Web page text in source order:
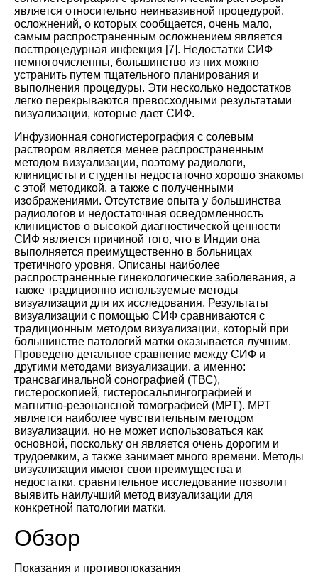
является относительно неинвазивной процедурой,
осложнений, о которых сообщается, очень мало,
самым распространенным осложнением является
постпроцедурная инфекция [7]. Недостатки СИФ
немногочисленны, большинство из них можно
устранить путем тщательного планирования и
выполнения процедуры. Эти несколько недостатков
легко перекрываются превосходными результатами
визуализации, которые дает СИФ.
Инфузионная соногистерография с солевым
раствором является менее распространенным
методом визуализации, поэтому радиологи,
клиницисты и студенты недостаточно хорошо знакомы
с этой методикой, а также с полученными
изображениями. Отсутствие опыта у большинства
радиологов и недостаточная осведомленность
клиницистов о высокой диагностической ценности
СИФ является причиной того, что в Индии она
выполняется преимущественно в больницах
третичного уровня. Описаны наиболее
распространенные гинекологические заболевания, а
также традиционно используемые методы
визуализации для их исследования. Результаты
визуализации с помощью СИФ сравниваются с
традиционным методом визуализации, который при
большинстве патологий матки оказывается лучшим.
Проведено детальное сравнение между СИФ и
другими методами визуализации, а именно:
трансвагинальной сонографией (ТВС),
гистероскопией, гистеросальпингографией и
магнитно-резонансной томографией (МРТ). МРТ
является наиболее чувствительным методом
визуализации, но не может использоваться как
основной, поскольку он является очень дорогим и
трудоемким, а также занимает много времени. Методы
визуализации имеют свои преимущества и
недостатки, сравнительное исследование позволит
выявить наилучший метод визуализации для
конкретной патологии матки.
Обзор
Показания и противопоказания